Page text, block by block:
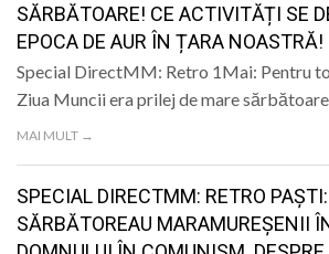
SĂRBĂTOARE! CE ACTIVITĂȚI SE
EPOCA DE AUR ÎN ȚARA NOASTRĂ!
Special DirectMM: Retro 1Mai: Pentru
Ziua Muncii era prilej de mare
MAI MULT →
SPECIAL DIRECTMM: RETRO
SĂRBĂTOREAU MARAMUREȘENII